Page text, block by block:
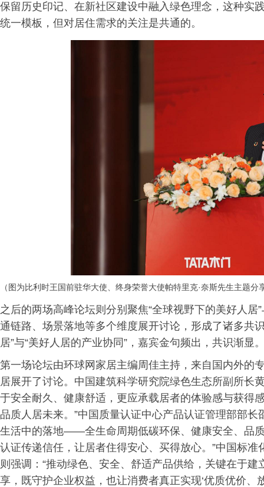
保留历史印记、在新社区建设中融入绿色理念，这种实
统一模板，但对居住需求的关注是共通的。
（图为比利时王国前驻华大使、终身荣誉大使帕特里克·奈斯先生主题分
之后的两场高峰论坛则分别聚焦“全球视野下的美好人居
通链路、场景落地等多个维度展开讨论，形成了诸多共
居”与“美好人居的产业协同”，嘉宾金句频出，共识渐显
第一场论坛由环球网家居主编周佳主持，来自国内外的
居展开了讨论。中国建筑科学研究院绿色生态所副所长
于安全耐久、健康舒适，更应承载居者的体验感与获得
品质人居未来。”中国质量认证中心产品认证管理部部
生活中的落地——全生命周期低碳环保、健康安全、品
认证传递信任，让居者住得安心、买得放心。”中国标
则强调：“推动绿色、安全、舒适产品供给，关键在于
享，既守护企业权益，也让消费者真正实现‘优质优价、